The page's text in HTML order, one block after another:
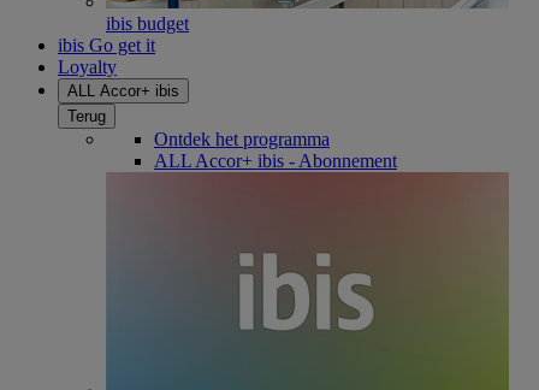
ibis budget
ibis Go get it
Loyalty
ALL Accor+ ibis
Terug
Ontdek het programma
ALL Accor+ ibis - Abonnement